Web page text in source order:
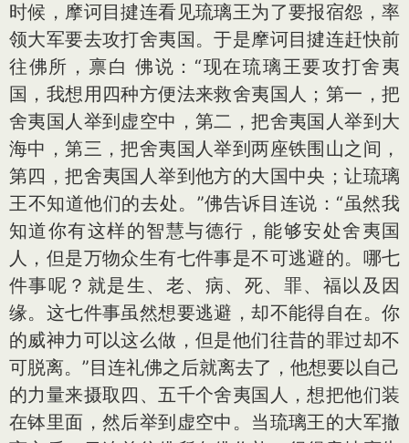
时候，摩诃目揵连看见琉璃王为了要报宿怨，率
领大军要去攻打舍夷国。于是摩诃目揵连赶快前
往佛所，禀白 佛说：“现在琉璃王要攻打舍夷
国，我想用四种方便法来救舍夷国人；第一，把
舍夷国人举到虚空中，第二，把舍夷国人举到大
海中，第三，把舍夷国人举到两座铁围山之间，
第四，把舍夷国人举到他方的大国中央；让琉璃
王不知道他们的去处。”佛告诉目连说：“虽然我
知道你有这样的智慧与德行，能够安处舍夷国
人，但是万物众生有七件事是不可逃避的。哪七
件事呢？就是生、老、病、死、罪、福以及因
缘。这七件事虽然想要逃避，却不能得自在。你
的威神力可以这么做，但是他们往昔的罪过却不
可脱离。”目连礼佛之后就离去了，他想要以自己
的力量来摄取四、五千个舍夷国人，想把他们装
在钵里面，然后举到虚空中。当琉璃王的大军撤